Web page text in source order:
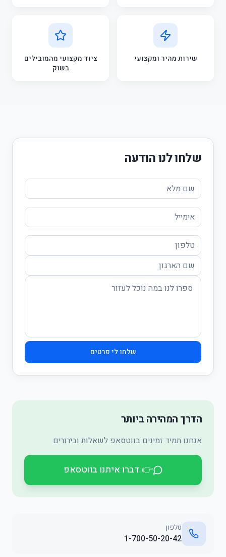
שירות מהיר ומקצועי
ציוד מקצועי מהמובילים
בשוק
שלחו לנו הודעה
שלחו לי פרטים
הדרך המהירה ביותר
אנחנו תמיד זמינים בווטסאפ לשאלות ובירורים
👉 דברו איתנו בווטסאפ
טלפון
1-700-50-20-42